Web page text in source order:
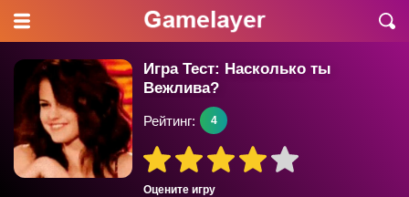
Игра Тест: Насколько ты
Вежлива?
Оцените игру
Рейтинг: 4